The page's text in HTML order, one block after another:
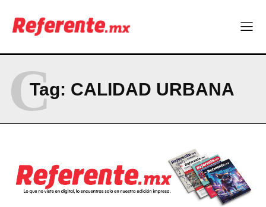
Company
ABOUT
CONTACT
PRIVACY POLICY
Tag: CALIDAD URBANA
C